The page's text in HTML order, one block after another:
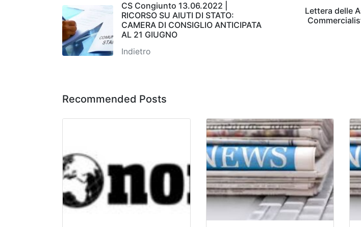
CS Congiunto 13.06.2022 |
RICORSO SU AIUTI DI STATO:
CAMERA DI CONSIGLIO ANTICIPATA
AL 21 GIUGNO
Indietro
Lettera delle
Recommended Posts